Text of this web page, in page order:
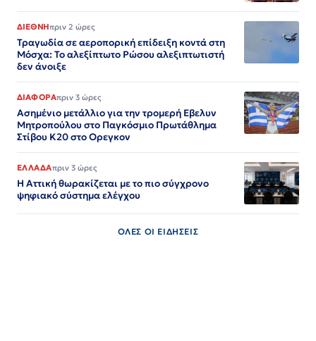
ΔΙΕΘΝΗπριν 2 ώρες
Τραγωδία σε αεροπορική επίδειξη κοντά στη
Μόσχα: Το αλεξίπτωτο Ρώσου αλεξιπτωτιστή
δεν άνοιξε
ΔΙΑΦΟΡΑπριν 3 ώρες
Ασημένιο μετάλλιο για την τρομερή Εβελυν
Μητροπούλου στο Παγκόσμιο Πρωτάθλημα
Στίβου Κ20 στο Ορεγκον
ΕΛΛΑΔΑπριν 3 ώρες
Η Αττική θωρακίζεται με το πιο σύγχρονο
ψηφιακό σύστημα ελέγχου
ΟΛΕΣ ΟΙ ΕΙΔΗΣΕΙΣ